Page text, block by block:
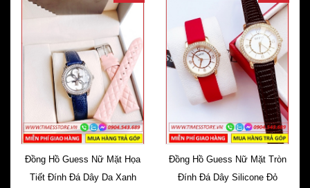
Đồng Hồ Guess Nữ Mặt Họa
Tiết Đính Đá Dây Da Xanh
Đồng Hồ Guess Nữ Mặt Tròn
Đính Đá Dây Silicone Đỏ